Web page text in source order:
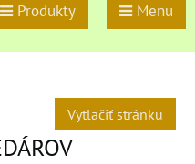
Produkty Menu
Vytlačiť stránku